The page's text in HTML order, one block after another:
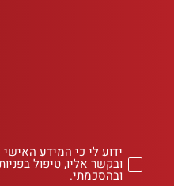
ידוע לי כי המידע
ובקשר אליו, טיפול
ובהסכמתי.